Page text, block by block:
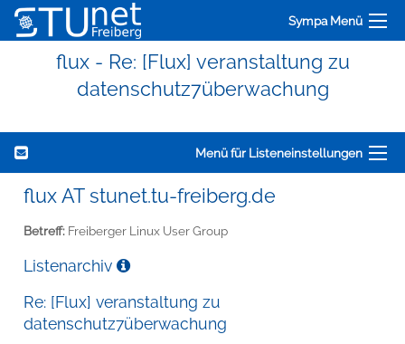
Sympa Menü
flux - Re: [Flux] veranstaltung zu
datenschutz7überwachung
Menü für Listeneinstellungen
flux AT stunet.tu-freiberg.de
Betreff: Freiberger Linux User Group
Listenarchiv
Re: [Flux] veranstaltung zu
datenschutz7überwachung